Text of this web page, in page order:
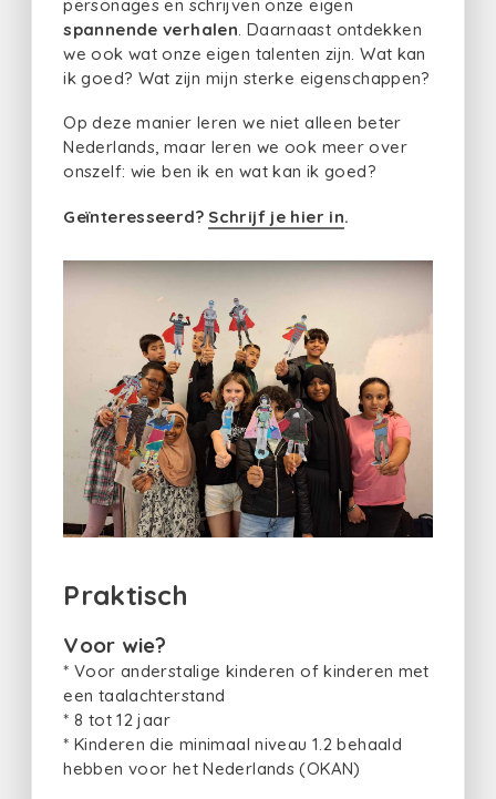
personages en schrijven onze eigen
spannende verhalen . Daarnaast ontdekken
we ook wat onze eigen talenten zijn. Wat kan
ik goed? Wat zijn mijn sterke eigenschappen?
Op deze manier leren we niet alleen beter
Nederlands, maar leren we ook meer over
onszelf: wie ben ik en wat kan ik goed?
Geïnteresseerd? Schrijf je hier in.
Praktisch
Voor wie?
* Voor anderstalige kinderen of kinderen met
een taalachterstand
* 8 tot 12 jaar
* Kinderen die minimaal niveau 1.2 behaald
hebben voor het Nederlands (OKAN)